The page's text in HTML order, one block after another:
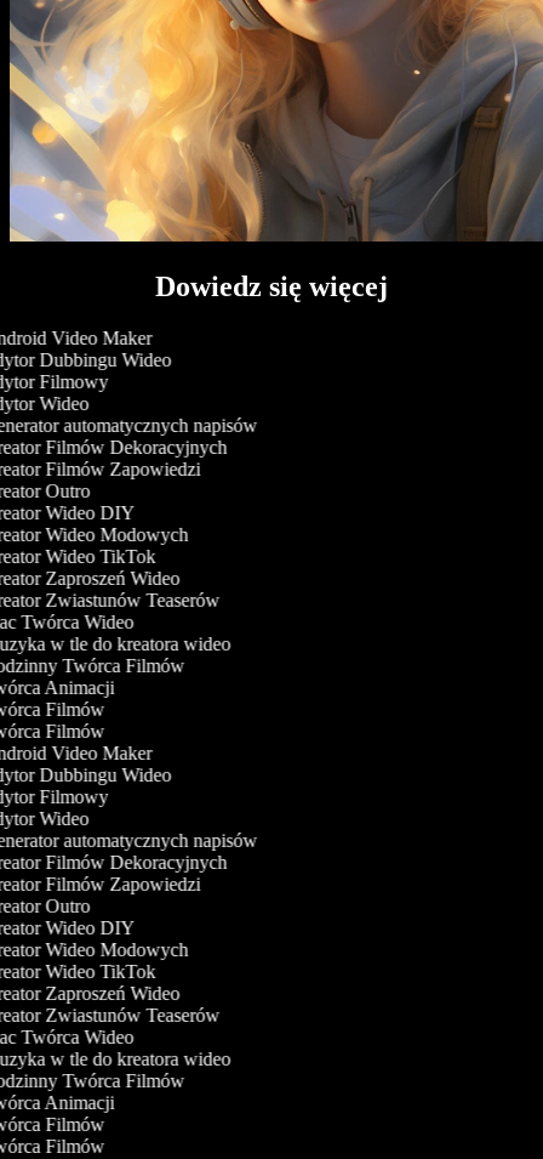
Dowiedz się więcej
Video Maker
Dubbingu Wideo
Filmowy
Wideo
automatycznych napisów
Filmów Dekoracyjnych
Filmów Zapowiedzi
Outro
Wideo DIY
Wideo Modowych
Wideo TikTok
Zaproszeń Wideo
Zwiastunów Teaserów
Twórca Wideo
w tle do kreatora wideo
Twórca Filmów
Animacji
Filmów
Filmów
Video Maker
Dubbingu Wideo
Filmowy
Wideo
automatycznych napisów
Filmów Dekoracyjnych
Filmów Zapowiedzi
Outro
Wideo DIY
Wideo Modowych
Wideo TikTok
Zaproszeń Wideo
Zwiastunów Teaserów
Twórca Wideo
w tle do kreatora wideo
Twórca Filmów
Animacji
Filmów
Filmów